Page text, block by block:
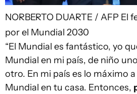
NORBERTO DUARTE / AFP El
por el Mundial 2030
“El Mundial es fantástico, yo
Mundial en mi país, de niño
otro. En mi país es lo máximo
Mundial en tu casa. Entonces,